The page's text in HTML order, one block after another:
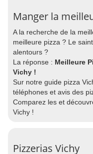
Manger la
A la recherche de la
meilleure pizza ? Le
alentours ?
La réponse : Meilleure
Vichy !
Sur notre guide pizza
téléphones et avis des
Comparez les et
Vichy !
Pizzerias Vichy